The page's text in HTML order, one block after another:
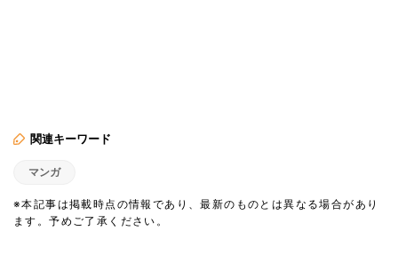
関連キーワード
マンガ
※本記事は掲載時点の情報であり、最新のものとは異なる場合があり
ます。予めご了承ください。